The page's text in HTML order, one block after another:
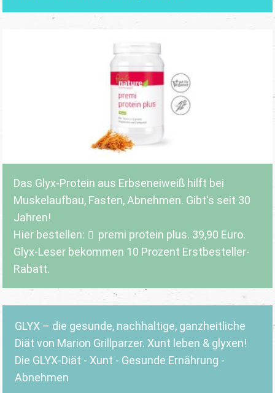
Das Glyx-Protein aus Erbseneiweiß hilft bei
Muskelaufbau, Fasten, Abnehmen. Gibt's seit 30
Jahren!
Hier bestellen:
premi protein plus. 39,90 Euro.
Glyx-Leser bekommen 10 Prozent Erstbesteller-
Rabatt.
GLYX – die gesunde, nachhaltige, ganzheitliche
Diät von Marion Grillparzer. Xunt leben & glyxen!
Die GLYX-Diät - Xunt - Gesunde Ernährung -
Abnehmen